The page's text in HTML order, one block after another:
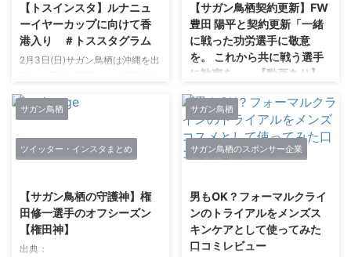
【トスインスタ】ルナニュ
ーイヤーカップに向けて香
港入り ＃トススタグラム
2月3日(日)サガン鳥栖は沖縄を出
「ルナー・ニュー・イヤー・カッ
プ」に向けて移動しました。 レ
セプションパーティーや記者会
見、現地練習などを消化し、5日
香港選抜との戦いに望みます。１
日に決勝、３位決定戦が行われま
す。 トレーニング会場に到着し
た選手たち❗️#sagantosu #サガン
鳥栖 #砂岩魂 #ルナーニューイヤ
【サガン鳥栖契約更新】FW
豊田 陽平と契約更新「一緒
に戦った功労選手に敬意
を。 これから共に戦う選手
に歓声を。」【動画あり】
1月11日17時17分発表。 ミスター
サガン鳥栖。 引用元：facebook
豊田陽平 待たせしました。 明け
ましておめでとうございます。
本年もどうぞ宜しくお願い致しま
J2からはじまり幾多の困難を乗
り越え、悲願のJ1昇格。 あの感
動には、それまでの苦労を帳消し
にしてくれるようなパワーがあ
サガン鳥栖
ツイッター・インスタまとめ
【サガン鳥栖の守護神】権
田修一選手のオフシーズン
【権田神】
出典：
サガン鳥栖
サガン鳥栖のスポンサー企業
男もOK？フォーマルクライ
ンのトライアルをメンズス
キンケアとして使ってみた
口コミレビュー